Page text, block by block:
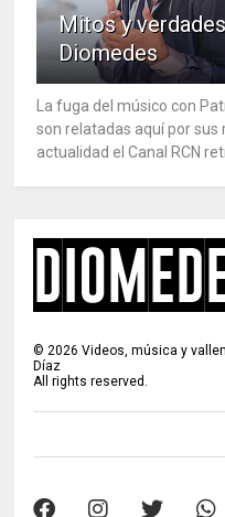
Mitos y
Diomedes
La fuga del músico con
son relatadas aquí por sus
actualidad el Canal RCN
©2026 Videos, música y
Díaz
All rights reserved.